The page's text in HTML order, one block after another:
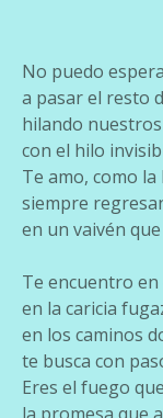
No puedo
a pasar el resto
hilando
con el hilo
Te amo, como
siempre
en un vaivén
Te encuentro en
en la caricia
en los caminos
te busca con
Eres el fuego